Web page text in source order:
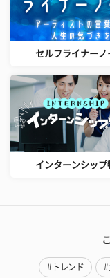
セルフライナーノ
インターンシップ
#トレンド #